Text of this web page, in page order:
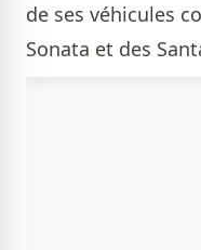
de ses véhicules
Sonata et des